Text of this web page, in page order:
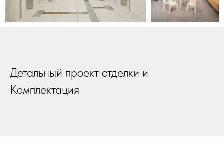
Детальный проект отделки и
Комплектация